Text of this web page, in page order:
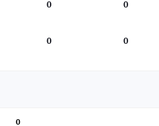
0
0
0
0
0